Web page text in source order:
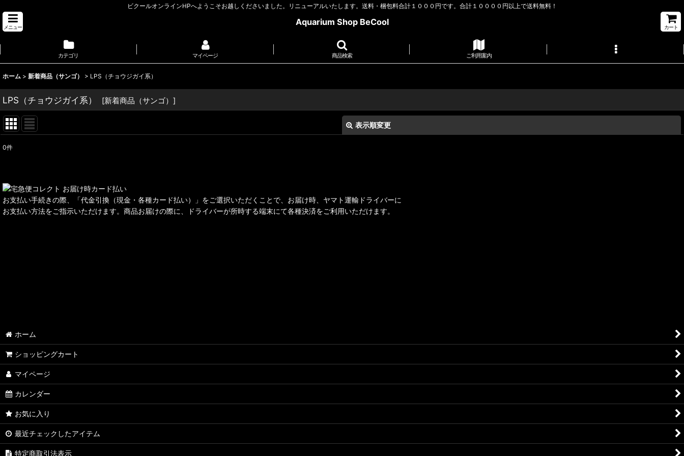
ビクールオンラインHPへようこそお越しくださいました。リニューアルいたします。送料・梱包料合計１０００円です。合計１００００円以上で送料無料！
メニュー
Aquarium Shop BeCool
カート
カテゴリ マイページ 商品検索 ご利用案内
ホーム > 新着商品（サンゴ） > LPS（チョウジガイ系）
LPS（チョウジガイ系） [新着商品（サンゴ） ]
表示順変更
絞り込む
0件
お支払い手続きの際、「代金引換（現金・各種カード払い）」をご選択いただくことで、お届け時、ヤマト運輸ドライバーに
お支払い方法をご指示いただけます。商品お届けの際に、ドライバーが所時する端末にて各種決済をご利用いただけます。
ホーム
ショッピングカート
マイページ
カレンダー
お気に入り
最近チェックしたアイテム
特定商取引法表示